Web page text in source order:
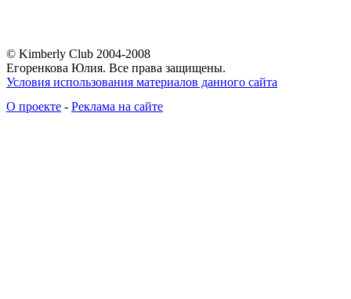
© Kimberly Club 2004-2008
Егоренкова Юлия. Все права защищены.
Условия использования материалов данного сайта
О проекте - Реклама на сайте